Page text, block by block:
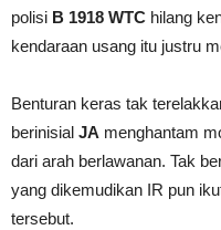
polisi B 1918 WTC hilang
kendaraan usang itu justru
Benturan keras tak
berinisial JA menghantam
dari arah berlawanan. Tak
yang dikemudikan IR pun
tersebut.